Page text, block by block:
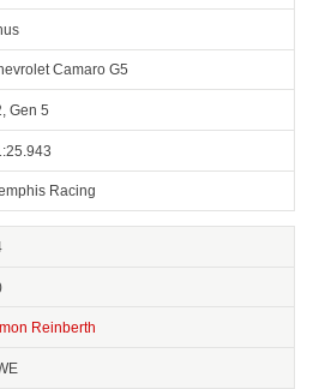
Camaro G5
Gen 5
Racing
Reinberth